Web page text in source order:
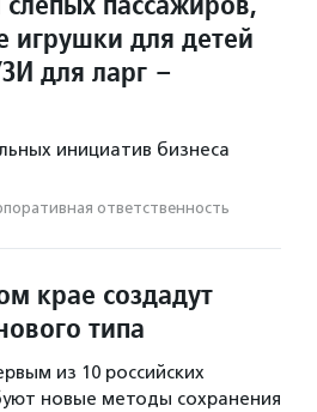
игрушки для детей
для ларг –
инициатив бизнеса
ответственность
крае создадут
типа
из 10 российских
новые методы сохранения